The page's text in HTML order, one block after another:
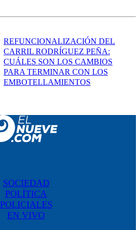
REFUNCIONALIZACIÓN DEL
CARRIL RODRÍGUEZ PEÑA:
CUÁLES SON LOS CAMBIOS
PARA TERMINAR CON LOS
EMBOTELLAMIENTOS
SOCIEDAD
POLÍTICA
POLICIALES
EN VIVO